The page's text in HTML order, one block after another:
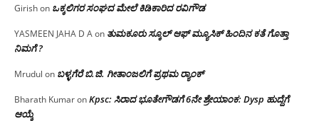
Girishon ಒಕ್ಕಲಿಗರ ಸಂಘದ ಮೇಲೆ ಕಿಡಿಕಾರಿದ ರವಿಗೌಡ
YASMEEN JAHA D Aon ತುಮಕೂರು ಸ್ಕೂಲ್ ಆಫ್ ಮ್ಯೂಸಿಕ್ ಹಿಂದಿನ ಕತೆ ಗೊತ್ತಾ
ನಿಮಗೆ ?
Mrudul on ಬಳ್ಳಗೆರೆ ಬಿ.ಜಿ. ಗೀತಾಂಜಲಿಗೆ ಪ್ರಥಮ ರ‌್ಯಾಂಕ್
Bharath KumaronKpsc: ಸಿರಾದ ಭೂತೇಗೌಡಗೆ 6ನೇ ಶ್ರೇಯಾಂಕ: Dysp ಹುದ್ದೆಗೆ
ಆಯ್ಕೆ